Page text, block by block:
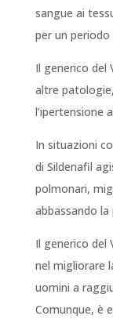
sangue ai
per un
Il generico del
altre
l’ipertensione
In situazioni
di Sildenafil
polmonari,
abbassando
Il generico del
nel migliorare
uomini a
Comunque, è